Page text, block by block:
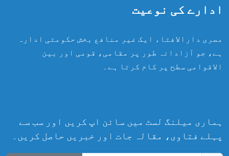
ادارے کی نوعیت
مصری دارالافتاء ایک غیر منافع بخش حکومتی ادارہ
ہے، جو آزادانہ طور پر مقامی، قومی اور بین
الاقوامی سطح پر کام کرتا ہے۔
ہماری میلنگ لسٹ میں سائن اپ کریں اور سب سے
پہلے فتاوی، مقالہ جات اور خبریں حاصل کریں۔